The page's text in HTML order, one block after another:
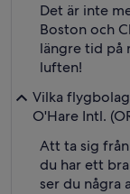
Det är inte
Boston och
längre tid på
luften!
Vilka
O'Hare Intl.
Att ta sig
du har ett
ser du några